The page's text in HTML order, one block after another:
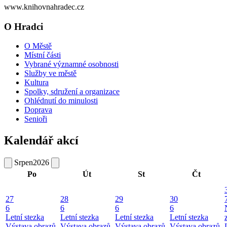
www.knihovnahradec.cz
O Hradci
O Městě
Místní části
Vybrané významné osobnosti
Služby ve městě
Kultura
Spolky, sdružení a organizace
Ohlédnutí do minulosti
Doprava
Senioři
Kalendář akcí
Srpen2026
Po
Út St Čt
27
6
Letní stezka
28
6
Letní stezka
29
6
Letní stezka
30
6
Letní stezka